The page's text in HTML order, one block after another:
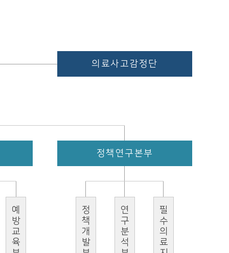
의료사고감정단
예방교육부
정책연구본부
정책개발부 연구분석부